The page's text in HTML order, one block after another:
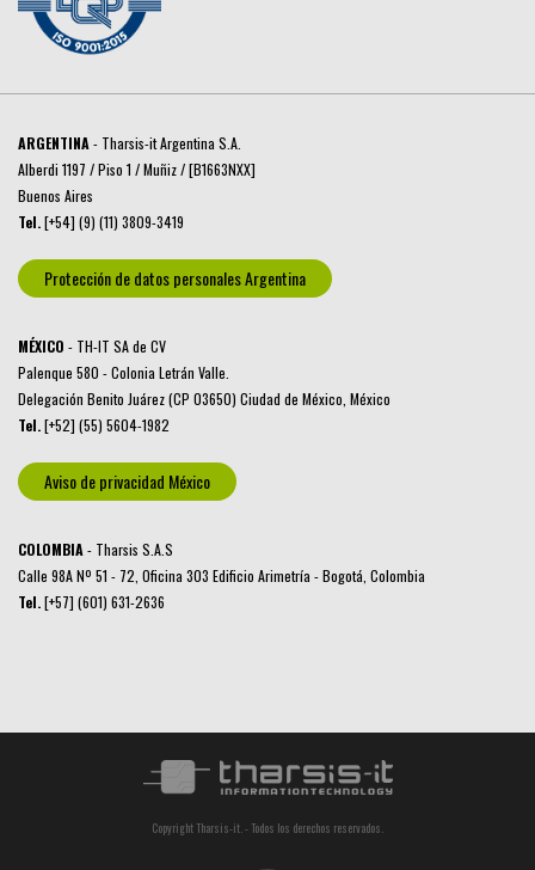
ARGENTINA - Tharsis-it Argentina S.A.
Alberdi 1197 / Piso 1 / Muñiz / [B1663NXX]
Buenos Aires
Tel.[+54] (9) (11) 3809-3419
Protección de datos personales Argentina
MÉXICO - TH-IT SA de CV
Palenque 580 - Colonia Letrán Valle.
Delegación Benito Juárez (CP 03650) Ciudad de México, México
Tel.[+52] (55) 5604-1982
Aviso de privacidad México
COLOMBIA - Tharsis S.A.S
Calle 98A Nº 51 - 72, Oficina 303 Edificio Arimetría - Bogotá, Colombia
Tel.[+57] (601) 631-2636
Copyright Tharsis-it. - Todos los derechos reservados.